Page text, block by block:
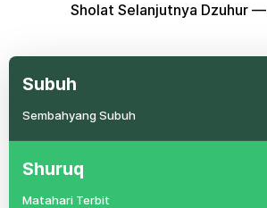
Sholat Selanjutnya Dzuhur —
Subuh
Sembahyang Subuh
Shuruq
Matahari Terbit